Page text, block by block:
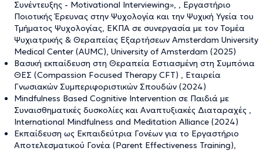
Συνέντευξης - Motivational Interviewing», , Εργαστήριο
Ποιοτικής Έρευνας στην Ψυχολογία και την Ψυχική Υγεία του
Τμήματος Ψυχολογίας, ΕΚΠΑ σε συνεργασία με τον Τομέα
Ψυχιατρικής & Θεραπείας Εξαρτήσεων Amsterdam University
Medical Center (AUMC), University of Amsterdam (2025)
Βασική εκπαίδευση στη Θεραπεία Εστιασμένη στη Συμπόνια
ΘΕΣ (Compassion Focused Therapy CFT) , Εταιρεία
Γνωσιακών Συμπεριφοριστικών Σπουδών (2024)
Mindfulness Based Cognitive Intervention σε Παιδιά με
Συναισθηματικές δυσκολίες και Αναπτυξιακές Διαταραχές ,
International Mindfulness and Meditation Alliance (2024)
Εκπαίδευση ως Εκπαιδεύτρια Γονέων για το Εργαστήριο
Αποτελεσματικού Γονέα (Parent Effectiveness Training),